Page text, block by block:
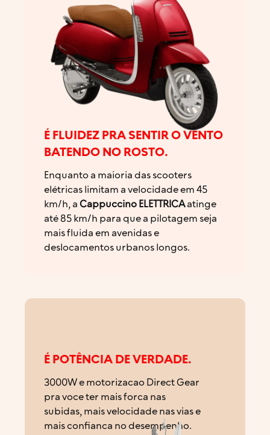
É FLUIDEZ PRA SENTIR O VENTO
BATENDO NO ROSTO.
Enquanto a maioria das scooters
elétricas limitam a velocidade em 45
km/h, aCappuccino ELETTRICAatinge
até 85 km/h para que a pilotagem seja
mais fluida em avenidas e
deslocamentos urbanos longos.
É POTÊNCIA DE VERDADE.
3000W e motorizacao Direct Gear
pra voce ter mais forca nas
subidas, mais velocidade nas vias e
mais confianca no desempenho.